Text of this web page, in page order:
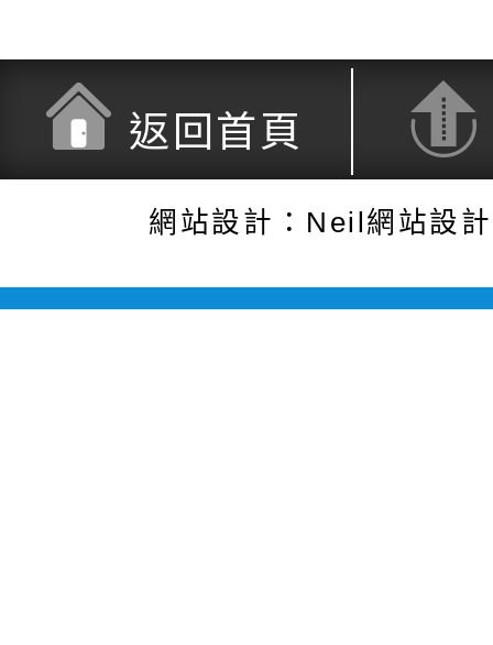
返回首頁
網站設計：Neil網站設